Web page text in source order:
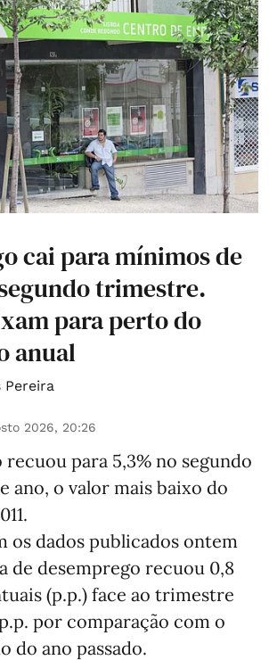
cai para mínimos de
trimestre.
para perto do
anual
Pereira
2026, 20:26
recuou para 5,3% no segundo
ano, o valor mais baixo do
os dados publicados ontem
de desemprego recuou 0,8
(p.p.) face ao trimestre
por comparação com o
do ano passado.